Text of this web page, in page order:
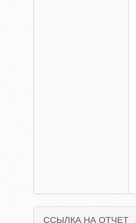
ССЫЛКА НА ОТЧЕТ